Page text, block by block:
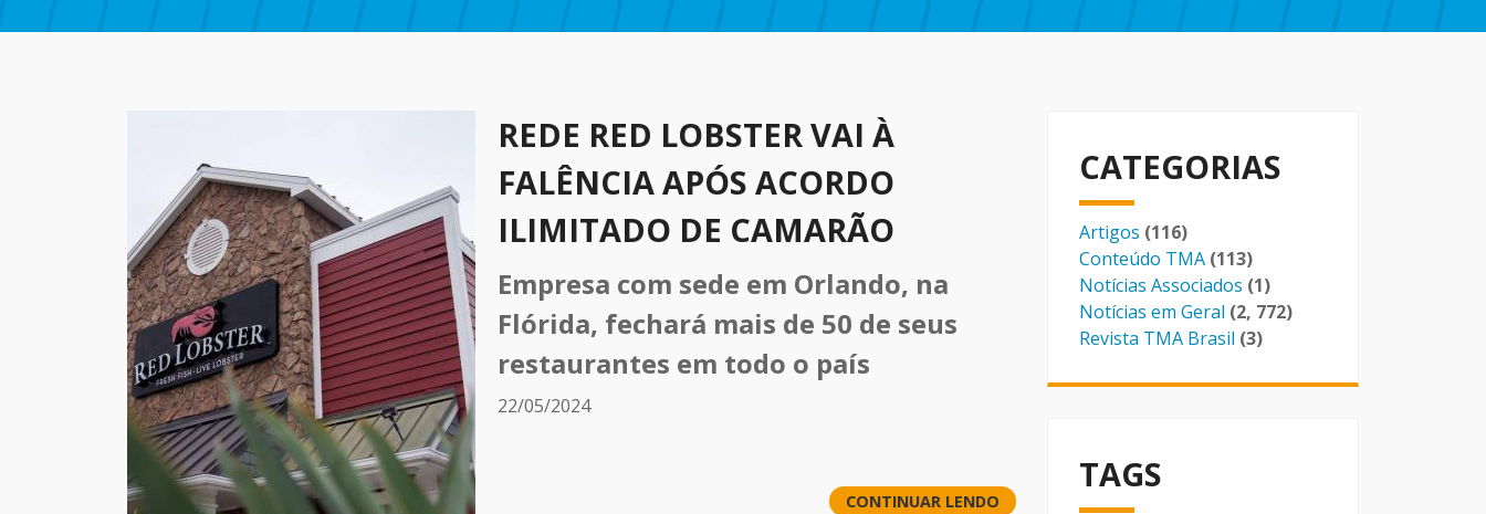
REDE RED LOBSTER VAI À
FALÊNCIA APÓS ACORDO
ILIMITADO DE CAMARÃO
Empresa com sede em Orlando, na
Flórida, fechará mais de 50 de seus
restaurantes em todo o país
22/05/2024
CONTINUAR LENDO
CATEGORIAS
Artigos (116)
Conteúdo TMA (113)
Notícias Associados (1)
Notícias em Geral (2, 772)
Revista TMA Brasil (3)
TAGS